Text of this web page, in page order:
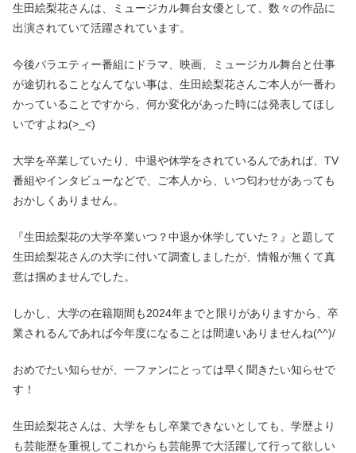
生田絵梨花さんは、ミュージカル舞台女優として、数々の作品に
出演されていて活躍されています。
今後バラエティー番組にドラマ、映画、ミュージカル舞台と仕事
が途切れることなんてない事は、生田絵梨花さんご本人が一番わ
かっていることですから、何か変化があった時には発表してほし
いですよね(>_<)
大学を卒業していたり、中退や休学をされているんであれば、TV
番組やインタビューなどで、ご本人から、いつ匂わせがあっても
おかしくありません。
『生田絵梨花の大学卒業いつ？中退か休学していた？』と題して
生田絵梨花さんの大学に付いて調査しましたが、情報が無くて真
意は掴めませんでした。
しかし、大学の在籍期間も2024年までと限りがありますから、卒
業されるんであれば今年度になることは間違いありませんね(^^)/
おめでたい知らせが、一ファンにとっては早く聞きたい知らせで
す！
生田絵梨花さんは、大学をもし卒業できないとしても、学歴より
も芸能歴を重視してこれからも芸能界で大活躍して行って欲しい